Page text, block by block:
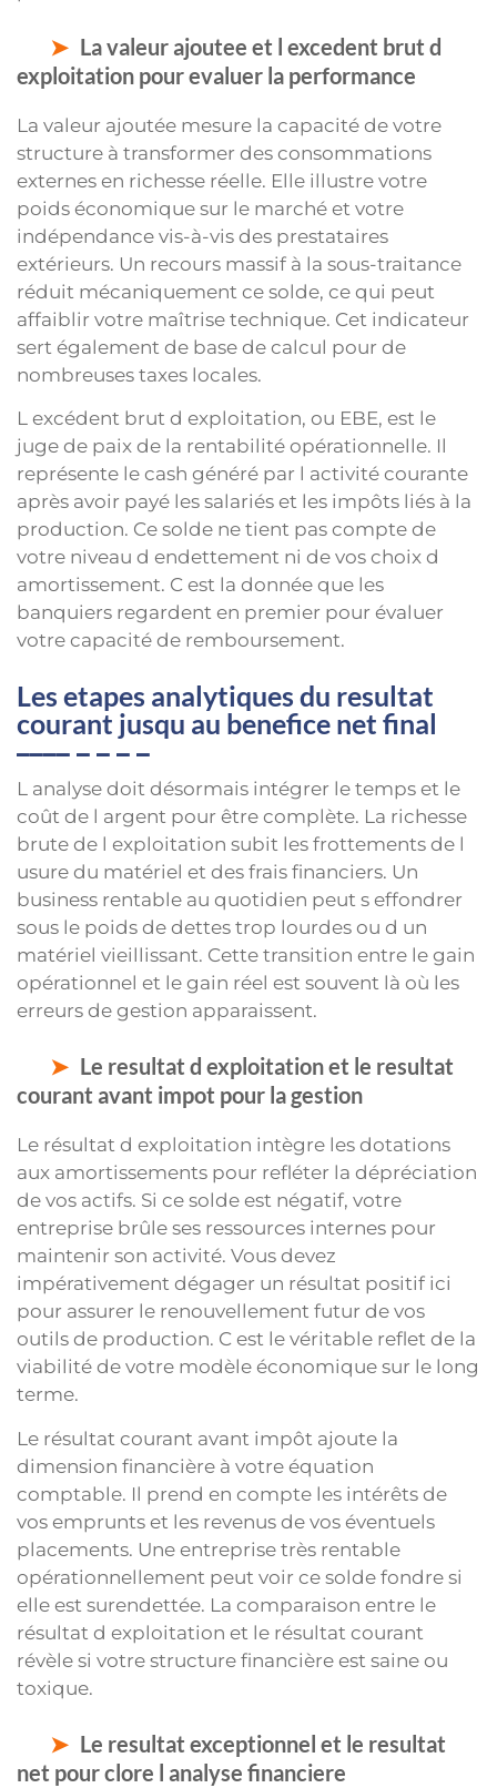
La valeur ajoutee et l excedent brut d
exploitation pour evaluer la performance
La valeur ajoutée mesure la capacité de votre
structure à transformer des consommations
externes en richesse réelle. Elle illustre votre
poids économique sur le marché et votre
indépendance vis-à-vis des prestataires
extérieurs. Un recours massif à la sous-traitance
réduit mécaniquement ce solde, ce qui peut
affaiblir votre maîtrise technique. Cet indicateur
sert également de base de calcul pour de
nombreuses taxes locales.
L excédent brut d exploitation, ou EBE, est le
juge de paix de la rentabilité opérationnelle. Il
représente le cash généré par l activité courante
après avoir payé les salariés et les impôts liés à la
production. Ce solde ne tient pas compte de
votre niveau d endettement ni de vos choix d
amortissement. C est la donnée que les
banquiers regardent en premier pour évaluer
votre capacité de remboursement.
Les etapes analytiques du resultat
courant jusqu au benefice net final
L analyse doit désormais intégrer le temps et le
coût de l argent pour être complète. La richesse
brute de l exploitation subit les frottements de l
usure du matériel et des frais financiers. Un
business rentable au quotidien peut s effondrer
sous le poids de dettes trop lourdes ou d un
matériel vieillissant. Cette transition entre le gain
opérationnel et le gain réel est souvent là où les
erreurs de gestion apparaissent.
Le resultat d exploitation et le resultat
courant avant impot pour la gestion
Le résultat d exploitation intègre les dotations
aux amortissements pour refléter la dépréciation
de vos actifs. Si ce solde est négatif, votre
entreprise brûle ses ressources internes pour
maintenir son activité. Vous devez
impérativement dégager un résultat positif ici
pour assurer le renouvellement futur de vos
outils de production. C est le véritable reflet de la
viabilité de votre modèle économique sur le long
terme.
Le résultat courant avant impôt ajoute la
dimension financière à votre équation
comptable. Il prend en compte les intérêts de
vos emprunts et les revenus de vos éventuels
placements. Une entreprise très rentable
opérationnellement peut voir ce solde fondre si
elle est surendettée. La comparaison entre le
résultat d exploitation et le résultat courant
révèle si votre structure financière est saine ou
toxique.
Le resultat exceptionnel et le resultat
net pour clore l analyse financiere